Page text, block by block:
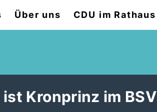
Über uns CDU im Rathaus
Kronprinz im BSV